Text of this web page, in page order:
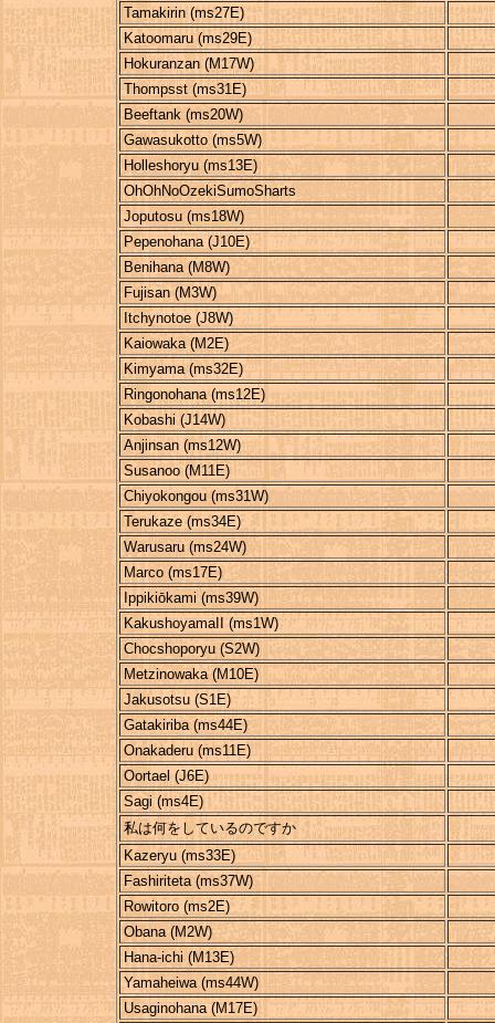
Tamakirin (ms27E)
Katoomaru (ms29E)
Hokuranzan (M17W)
Thompsst (ms31E)
Beeftank (ms20W)
Gawasukotto (ms5W)
Holleshoryu (ms13E)
OhOhNoOzekiSumoSharts
Joputosu (ms18W)
Pepenohana (J10E)
Benihana (M8W)
Fujisan (M3W)
Itchynotoe (J8W)
Kaiowaka (M2E)
Kimyama (ms32E)
Ringonohana (ms12E)
Kobashi (J14W)
Anjinsan (ms12W)
Susanoo (M11E)
Chiyokongou (ms31W)
Terukaze (ms34E)
Warusaru (ms24W)
Marco (ms17E)
Ippikiōkami (ms39W)
KakushoyamaII (ms1W)
Chocshoporyu (S2W)
Metzinowaka (M10E)
Jakusotsu (S1E)
Gatakiriba (ms44E)
Onakaderu (ms11E)
Oortael (J6E)
Sagi (ms4E)
私は何をしているのですか
Kazeryu (ms33E)
Fashiriteta (ms37W)
Rowitoro (ms2E)
Obana (M2W)
Hana-ichi (M13E)
Yamaheiwa (ms44W)
Usaginohana (M17E)